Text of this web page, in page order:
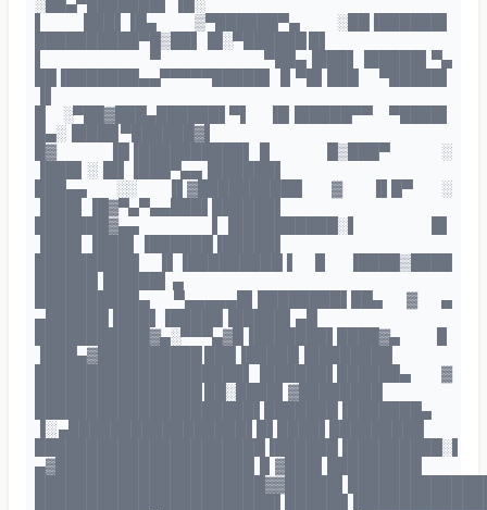
▌ ███▌▐█▄ ▒▀██████▀▄ ░██▐██████▌
██████████▀█▒██▌▐█░▀██████ █▌
▌ ▀ ▀██▄▐███▌▐█████▌▀▄
██▐███████▄▄▀▀▀▀▀█████▌▐▌▀█▌███ ▀█████▌
█ ░▀██▓███▄██████▌▀▌ ▐█▐█████▀▀ ▀████▌
█▄░▐████ ▀██████▓▌
█▓ ▐█▐██████████▌▐▌ █▒███▀ ░
▐███▌░▐█▌▐███▀▄▄▐██████▌
███▄▄ ░░ ▐▌▓██████████ ▓ ▐▌█▀ ░
▐███▌▐█▓▀▄▀▄▄███▌██████▌
███████▓▄▄ ▌▐██████████░▌ █▌
██████████ ▐▌▐█████████▐ ▐▌ ▐████▒████
██████▐█████▌ ▄
██████████▄ ▀▄▄▄▄▄█▌████████▌██▄ ▓ ▄
▄██████▐███▌▐█████▐█████▌▄█
███████████▓▄░▀▀▀▄▓█▐███████▌████▓▄ ▐▌
▐███▄▓██████████ ███▐█████▐████████
████████████████████▌▐██████▌██████▄ ▓
████████████████ ██░████▌▓████████
█████████████████████▌███████▐███████▄
▐░ ▄█████████████████▌█▌████▌█████████
██████████████████████▐██████▐█████████░▌
▄▓███████████████████▐▌▓███▌█████████